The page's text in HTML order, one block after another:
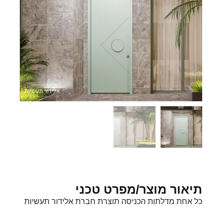
תיאור מוצר/מפרט טכני
כל אחת מדלתות הכניסה תוצרת חברת אלידור תעשיות